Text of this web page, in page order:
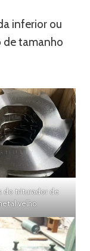
inferior ou
de tamanho
do triturador de
velho